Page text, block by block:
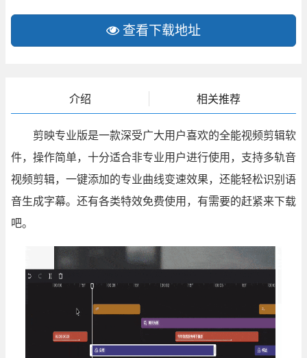
查看下载地址
介绍 相关推荐
剪映专业版是一款深受广大用户喜欢的全能视频剪辑软
件，操作简单，十分适合非专业用户进行使用，支持多轨音
视频剪辑，一键添加的专业曲线变速效果，还能轻松识别语
音生成字幕。还有各类特效免费使用，有需要的赶紧来下载
吧。